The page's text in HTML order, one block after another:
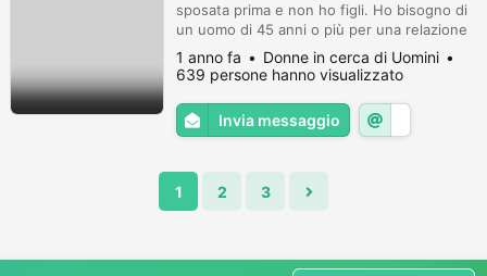
sposata prima e non ho figli. Ho bisogno di
un uomo di 45 anni o più per una relazione
seria che possa portare al matrimonio.
Contattami solo se sei seria e vuoi iniziare
qualcosa di serio.
1 anno fa
Donne in cerca di Uomini
639 persone hanno visualizzato
Invia messaggio
1 2 3